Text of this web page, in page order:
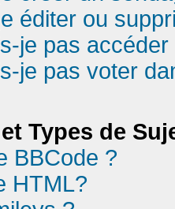
éditer ou
je pas
je pas voter
Types de
BBCode ?
HTML?